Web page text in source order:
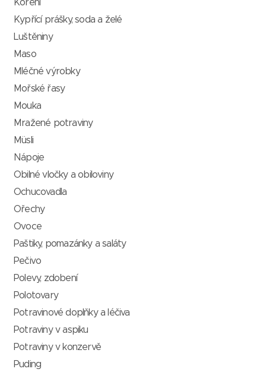
Koření
Kypřící prášky, soda a želé
Luštěniny
Maso
Mléčné výrobky
Mořské řasy
Mouka
Mražené potraviny
Müsli
Nápoje
Obilné vločky a obiloviny
Ochucovadla
Ořechy
Ovoce
Paštiky, pomazánky a saláty
Pečivo
Polevy, zdobení
Polotovary
Potravinové doplňky a léčiva
Potraviny v aspiku
Potraviny v konzervě
Puding